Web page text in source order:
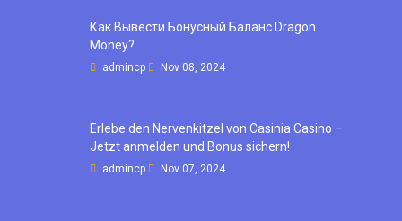
Как Вывести Бонусный Баланс Dragon
Money?
admincp Nov 08, 2024
Erlebe den Nervenkitzel von Casinia Casino –
Jetzt anmelden und Bonus sichern!
admincp Nov 07, 2024